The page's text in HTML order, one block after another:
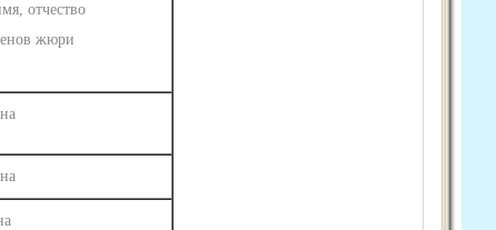
отчество
жюри